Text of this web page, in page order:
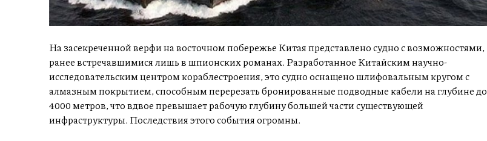
На засекреченной верфи на восточном побережье Китая представлено судно с возможностями,
ранее встречавшимися лишь в шпионских романах. Разработанное Китайским научно-
исследовательским центром кораблестроения, это судно оснащено шлифовальным кругом с
алмазным покрытием, способным перерезать бронированные подводные кабели на глубине до
4000 метров, что вдвое превышает рабочую глубину большей части существующей
инфраструктуры. Последствия этого события огромны.